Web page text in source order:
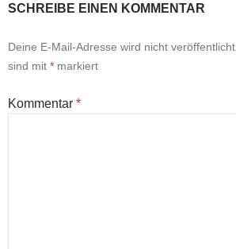
SCHREIBE EINEN KOMMENTAR
Deine E-Mail-Adresse wird nicht veröffentlicht.
sind mit * markiert
Kommentar *